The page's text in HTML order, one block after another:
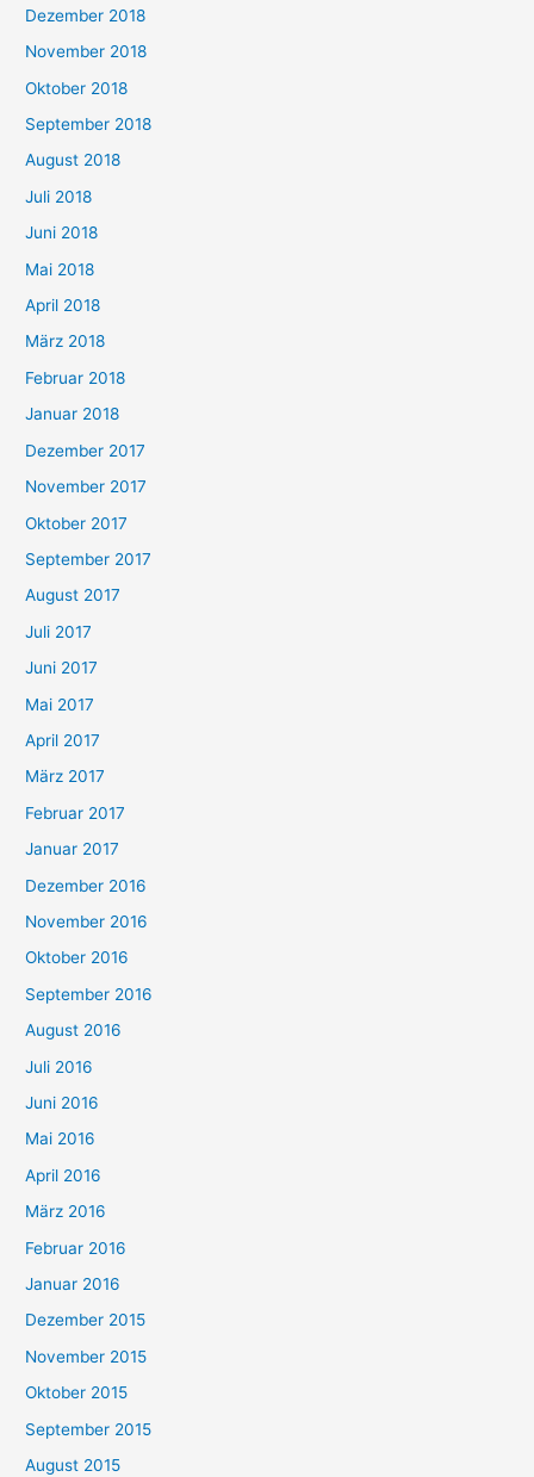
Dezember 2018
November 2018
Oktober 2018
September 2018
August 2018
Juli 2018
Juni 2018
Mai 2018
April 2018
März 2018
Februar 2018
Januar 2018
Dezember 2017
November 2017
Oktober 2017
September 2017
August 2017
Juli 2017
Juni 2017
Mai 2017
April 2017
März 2017
Februar 2017
Januar 2017
Dezember 2016
November 2016
Oktober 2016
September 2016
August 2016
Juli 2016
Juni 2016
Mai 2016
April 2016
März 2016
Februar 2016
Januar 2016
Dezember 2015
November 2015
Oktober 2015
September 2015
August 2015